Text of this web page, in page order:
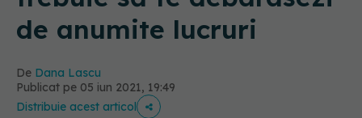
de anumite lucruri
De Dana Lascu
Publicat pe 05 iun 2021, 19:49
Distribuie acest articol